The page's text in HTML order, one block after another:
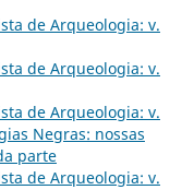
de Arqueologia: v.
de Arqueologia: v.
de Arqueologia: v.
Negras: nossas
parte
de Arqueologia: v.